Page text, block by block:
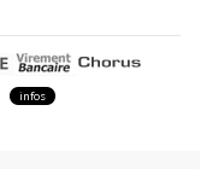
infos